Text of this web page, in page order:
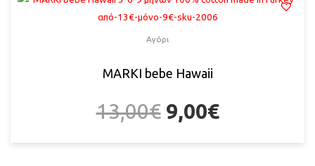
Αγόρι
MARKI bebe Hawaii
13,00€ 9,00€